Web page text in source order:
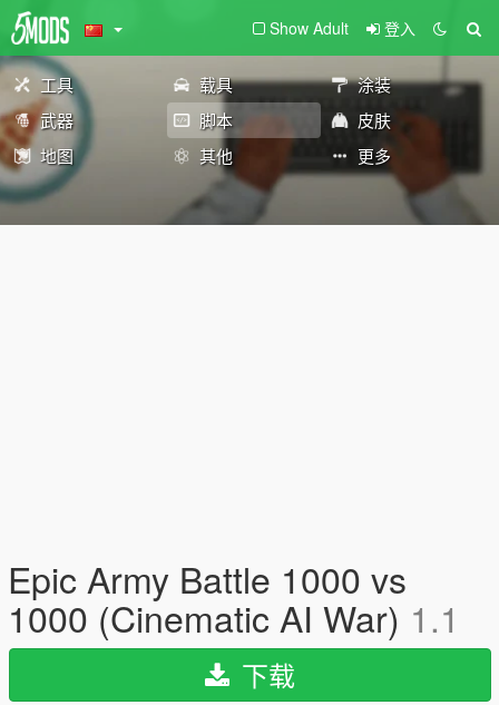
Show Adult 登入
工具 载具
涂装
武器
脚本
皮肤
地图
其他 更多
Epic Army Battle 1000 vs
1000 (Cinematic AI War) 1.1
下载